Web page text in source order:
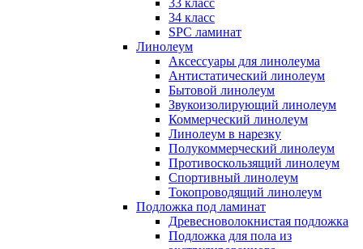
33 класс
34 класс
SPC ламинат
Линолеум
Аксессуары для линолеума
Антистатический линолеум
Бытовой линолеум
Звукоизолирующий линолеум
Коммерческий линолеум
Линолеум в нарезку
Полукоммерческий линолеум
Противоскользящий линолеум
Спортивный линолеум
Токопроводящий линолеум
Подложка под ламинат
Древесноволокнистая подложка
Подложка для пола из